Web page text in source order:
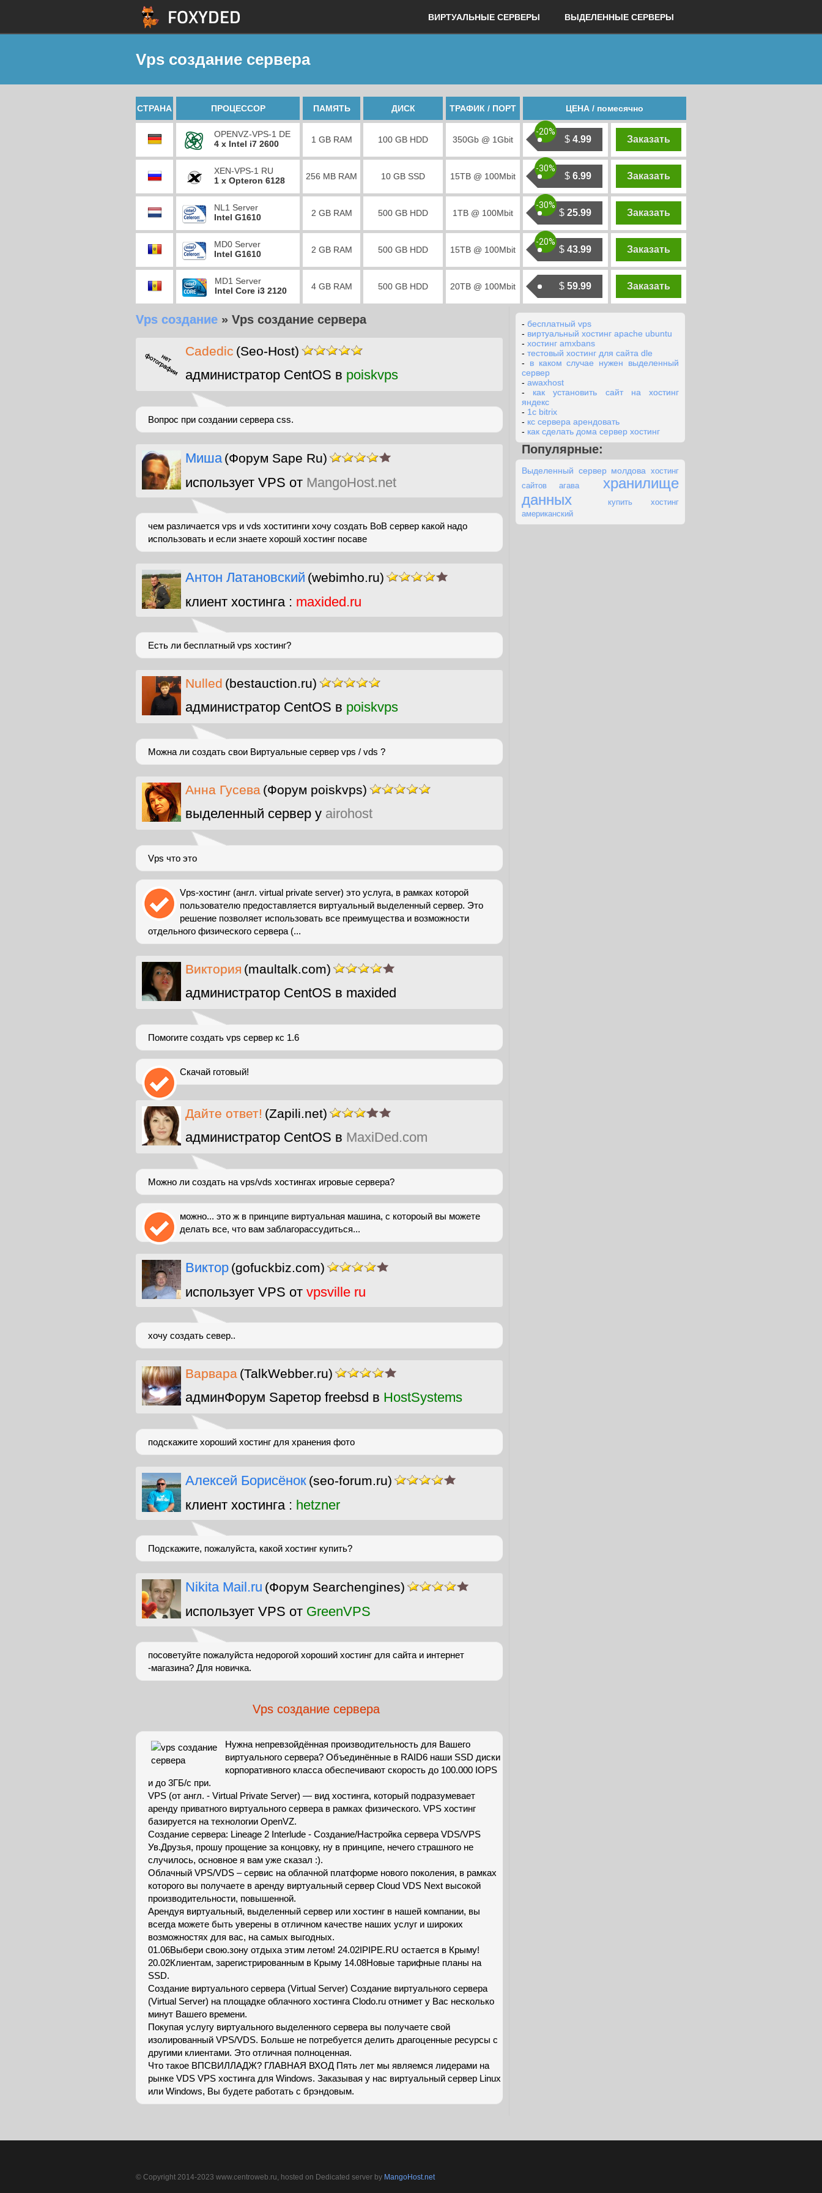
ВИРТУАЛЬНЫЕ СЕРВЕРЫ ВЫДЕЛЕННЫЕ СЕРВЕРЫ
Vps создание сервера
СТРАНА ПРОЦЕССОР ПАМЯТЬ ДИСК ТРАФИК / ПОРТ ЦЕНА / помесячно
OPENVZ-VPS-1 DE
4 x Intel i7 2600
1 GB RAM 100 GB HDD 350Gb @ 1Gbit $ 4.99
-20%
Заказать
XEN-VPS-1 RU
1 x Opteron 6128
256 MB RAM 10 GB SSD 15TB @ 100Mbit $ 6.99
-30%
Заказать
NL1 Server
Intel G1610
2 GB RAM 500 GB HDD 1TB @ 100Mbit $ 25.99
-30%
Заказать
MD0 Server
Intel G1610
2 GB RAM 500 GB HDD 15TB @ 100Mbit $ 43.99
-20%
Заказать
MD1 Server
Intel Core i3 2120
4 GB RAM 500 GB HDD 20TB @ 100Mbit $ 59.99 Заказать
Vps создание » Vps создание сервера
Cadedic (Seo-Host)
администратор CentOS в poiskvps
Вопрос при создании сервера css.
Миша (Форум Sape Ru)
использует VPS от MangoHost.net
чем различается vps и vds хоститинги хочу создать ВоВ сервер какой надо
использовать и если знаете хорошй хостинг посаве
Антон Латановский (webimho.ru)
клиент хостинга : maxided.ru
Есть ли бесплатный vps хостинг?
Nulled (bestauction.ru)
администратор CentOS в poiskvps
Можна ли создать свои Виртуальные сервер vps / vds ?
Анна Гусева (Форум poiskvps)
выделенный сервер у airohost
Vps что это
Vps-хостинг (англ. virtual private server) это услуга, в рамках которой
пользователю предоставляется виртуальный выделенный сервер. Это
решение позволяет использовать все преимущества и возможности
отдельного физического сервера (...
Виктория (maultalk.com)
администратор CentOS в maxided
Помогите создать vps сервер кс 1.6
Скачай готовый!
Дайте ответ! (Zapili.net)
администратор CentOS в MaxiDed.com
Можно ли создать на vps/vds хостингах игровые сервера?
можно... это ж в принципе виртуальная машина, с котороый вы можете
делать все, что вам заблагорассудиться...
Виктор (gofuckbiz.com)
использует VPS от vpsville ru
хочу создать север..
Варвара (TalkWebber.ru)
админФорум Sapeтор freebsd в HostSystems
подскажите хороший хостинг для хранения фото
Алексей Борисёнок (seo-forum.ru)
клиент хостинга : hetzner
Подскажите, пожалуйста, какой хостинг купить?
Nikita Mail.ru (Форум Searchengines)
использует VPS от GreenVPS
посоветуйте пожалуйста недорогой хороший хостинг для сайта и интернет
-магазина? Для новичка.
Vps создание сервера
Нужна непревзойдённая производительность для Вашего
виртуального сервера? Объединённые в RAID6 наши SSD диски
корпоративного класса обеспечивают скорость до 100.000 IOPS
и до 3ГБ/с при.
VPS (от англ. - Virtual Private Server) — вид хостинга, который подразумевает
аренду приватного виртуального сервера в рамках физического. VPS хостинг
базируется на технологии OpenVZ.
Создание сервера: Lineage 2 Interlude - Создание/Настройка сервера VDS/VPS
Ув.Друзья, прошу прощение за концовку, ну в принципе, нечего страшного не
случилось, основное я вам уже сказал :).
Облачный VPS/VDS – сервис на облачной платформе нового поколения, в рамках
которого вы получаете в аренду виртуальный сервер Cloud VDS Next высокой
производительности, повышенной.
Арендуя виртуальный, выделенный сервер или хостинг в нашей компании, вы
всегда можете быть уверены в отличном качестве наших услуг и широких
возможностях для вас, на самых выгодных.
01.06Выбери свою.зону отдыха этим летом! 24.02IPIPE.RU остается в Крыму!
20.02Клиентам, зарегистрированным в Крыму 14.08Новые тарифные планы на
SSD.
Создание виртуального сервера (Virtual Server) Создание виртуального сервера
(Virtual Server) на площадке облачного хостинга Clodo.ru отнимет у Вас несколько
минут Вашего времени.
Покупая услугу виртуального выделенного сервера вы получаете свой
изолированный VPS/VDS. Больше не потребуется делить драгоценные ресурсы с
другими клиентами. Это отличная полноценная.
Что такое ВПСВИЛЛАДЖ? ГЛАВНАЯ ВХОД Пять лет мы являемся лидерами на
рынке VDS VPS хостинга для Windows. Заказывая у нас виртуальный сервер Linux
или Windows, Вы будете работать с брэндовым.
- бесплатный vps
- виртуальный хостинг apache ubuntu
- хостинг amxbans
- тестовый хостинг для сайта dle
- в каком случае нужен выделенный
сервер
- awaxhost
- как установить сайт на хостинг
яндекс
- 1c bitrix
- кс сервера арендовать
- как сделать дома сервер хостинг
Популярные:
Выделенный сервер молдова
хостинг
сайтов агава
хранилище
данных
купить хостинг
американский
© Copyright 2014-2023 www.centroweb.ru, hosted on Dedicated server by MangoHost.net